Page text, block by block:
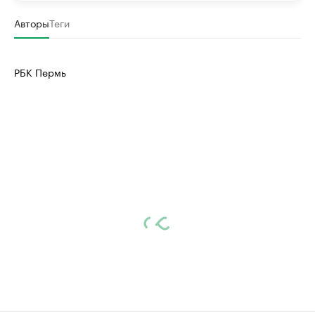
АвторыТеги
РБК Пермь